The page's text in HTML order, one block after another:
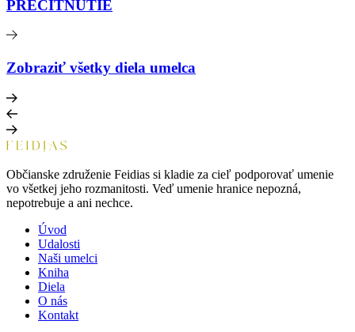
PRECITNUTIE
Zobraziť všetky diela umelca
Občianske združenie Feidias si kladie za cieľ podporovať umenie
vo všetkej jeho rozmanitosti. Veď umenie hranice nepozná,
nepotrebuje a ani nechce.
Úvod
Udalosti
Naši umelci
Kniha
Diela
O nás
Kontakt